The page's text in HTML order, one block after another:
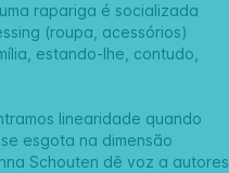
rapariga é socializada
(roupa, acessórios)
estando-lhe, contudo,
linearidade quando
esgota na dimensão
Schouten dê voz a autores